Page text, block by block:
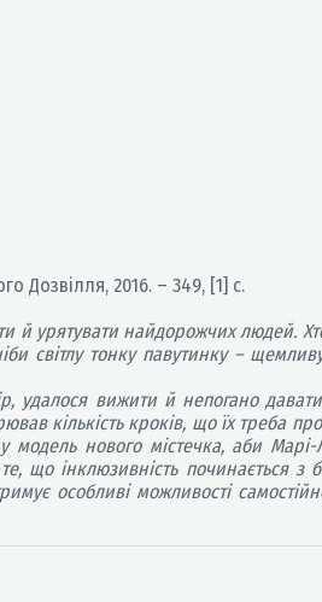
Дозвілля, 2016. – 349, [1] с.
й урятувати найдорожчих людей.
світлу тонку павутинку –
удалося вижити й непогано
кількість кроків, що їх треба
нового містечка, аби Марі-
інклюзивність починається з
особливі можливості